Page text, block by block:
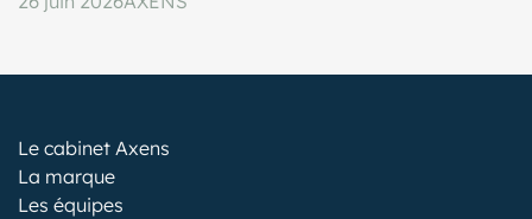
Le cabinet Axens
La marque
Les équipes